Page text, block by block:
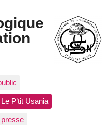
Le P’tit Usania